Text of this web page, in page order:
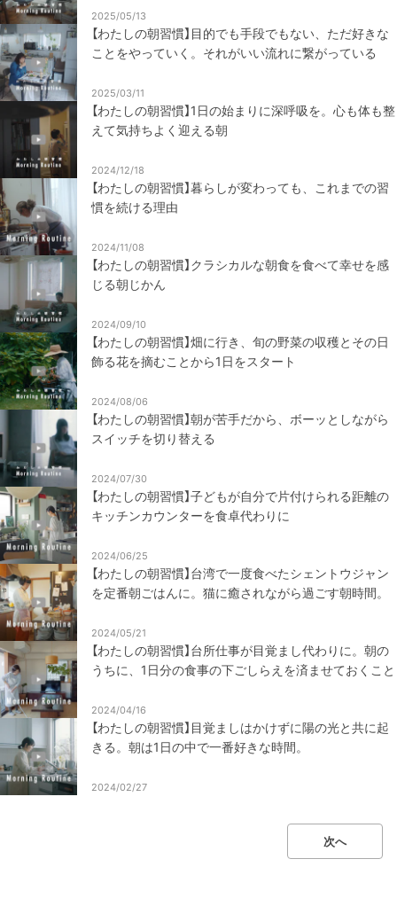
2025/05/13
【わたしの朝習慣】目的でも手段でもない、ただ好きな
ことをやっていく。それがいい流れに繋がっている
2025/03/11
【わたしの朝習慣】1日の始まりに深呼吸を。心も体も整
えて気持ちよく迎える朝
2024/12/18
【わたしの朝習慣】暮らしが変わっても、これまでの習
慣を続ける理由
2024/11/08
【わたしの朝習慣】クラシカルな朝食を食べて幸せを感
じる朝じかん
2024/09/10
【わたしの朝習慣】畑に行き、旬の野菜の収穫とその日
飾る花を摘むことから1日をスタート
2024/08/06
【わたしの朝習慣】朝が苦手だから、ボーッとしながら
スイッチを切り替える
2024/07/30
【わたしの朝習慣】子どもが自分で片付けられる距離の
キッチンカウンターを食卓代わりに
2024/06/25
【わたしの朝習慣】台湾で一度食べたシェントウジャン
を定番朝ごはんに。猫に癒されながら過ごす朝時間。
2024/05/21
【わたしの朝習慣】台所仕事が目覚まし代わりに。朝の
うちに、1日分の食事の下ごしらえを済ませておくこと
2024/04/16
【わたしの朝習慣】目覚ましはかけずに陽の光と共に起
きる。朝は1日の中で一番好きな時間。
2024/02/27
次へ